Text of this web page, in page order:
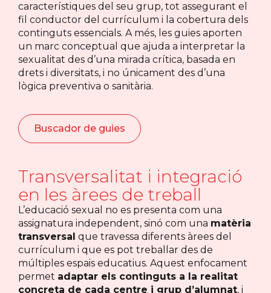
característiques del seu grup, tot assegurant el
fil conductor del currículum i la cobertura dels
continguts essencials. A més, les guies aporten
un marc conceptual que ajuda a interpretar la
sexualitat des d’una mirada crítica, basada en
drets i diversitats, i no únicament des d’una
lògica preventiva o sanitària.
Buscador de guies
Transversalitat i integració
en les àrees de treball
L’educació sexual no es presenta com una
assignatura independent, sinó com una matèria
transversal que travessa diferents àrees del
currículum i que es pot treballar des de
múltiples espais educatius. Aquest enfocament
permet adaptar els continguts a la realitat
concreta de cada centre i grup d’alumnat, i